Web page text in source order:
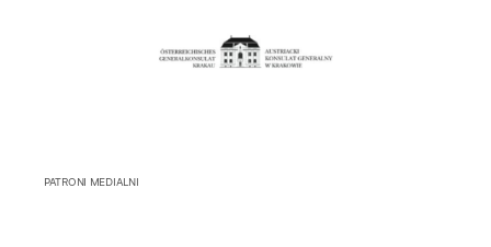
PATRONI MEDIALNI